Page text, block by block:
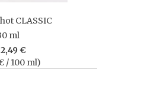
CLASSIC
ml
2,49 €
/ 100 ml)